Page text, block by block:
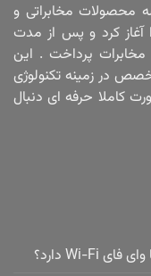
محصولات مخابراتی و
فعالیت خود را آغاز کرد و پس از مدت
پرداخت . این
در زمینه تکنولوژی
کاملا حرفه ای دنبال